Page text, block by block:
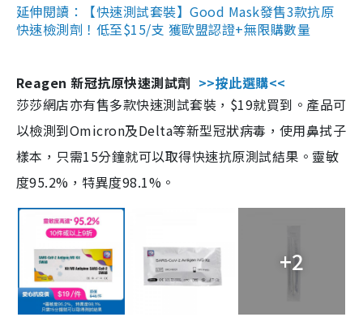
延伸閱讀：【快速測試套裝】Good Mask發售3款抗原
快速檢測劑！低至$15/支 獲歐盟認證+無限購數量
Reagen 新冠抗原快速測試劑 >>按此選購<<
莎莎網店亦有售多款快速測試套裝，$19就買到。產品可
以檢測到Omicron及Delta等新型冠狀病毒，使用鼻拭子
樣本，只需15分鐘就可以取得快速抗原測試結果。靈敏
度95.2%，特異度98.1%。
+2